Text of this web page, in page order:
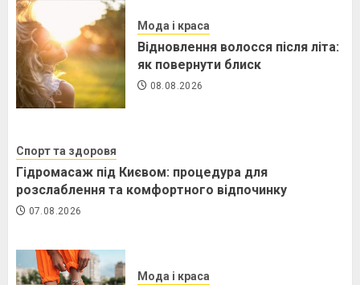
Мода і краса
Відновлення волосся після літа:
як повернути блиск
08.08.2026
Спорт та здоровя
Гідромасаж під Києвом: процедура для
розслаблення та комфортного відпочинку
07.08.2026
Мода і краса